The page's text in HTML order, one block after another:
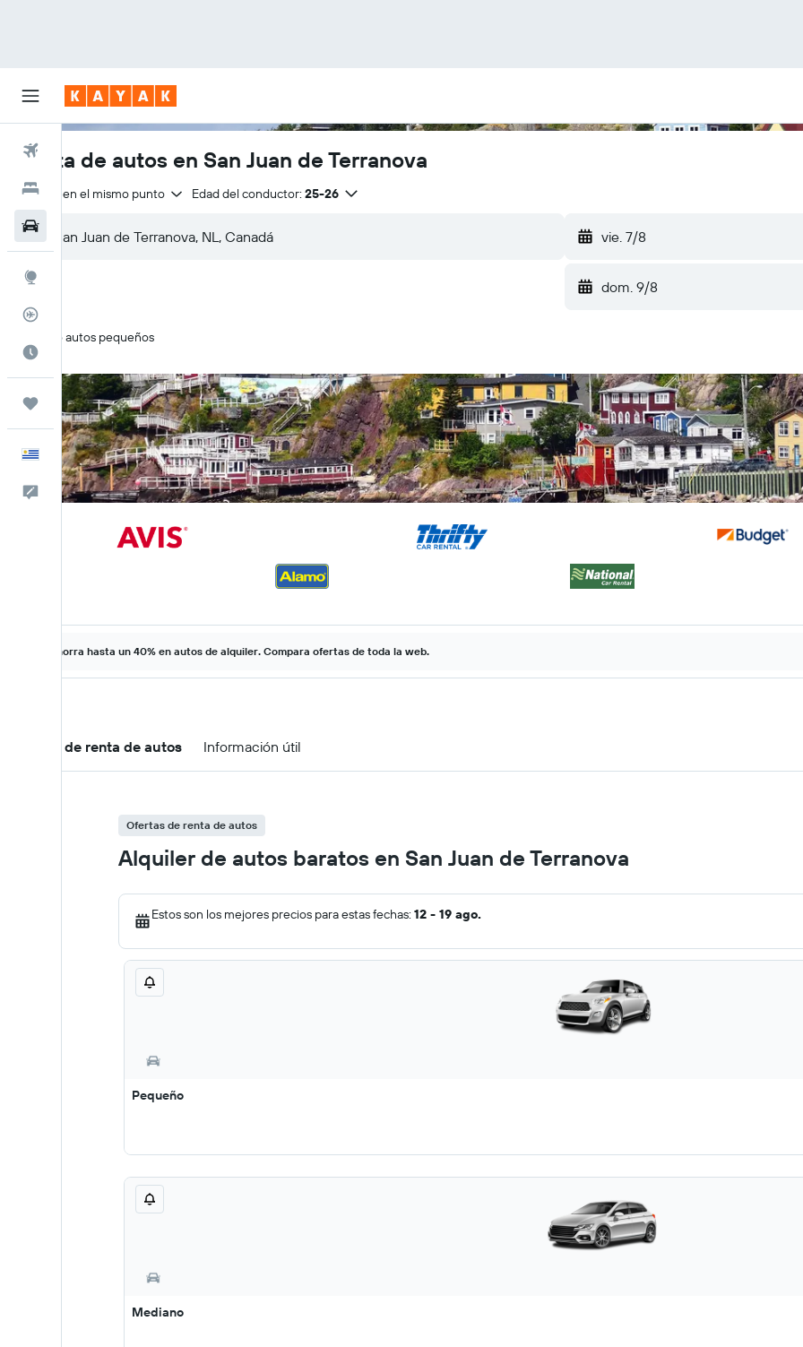
Vuelos
Hoteles
Trips
Español
Comentarios
Renta de autos en San Juan de Terranova
Entrega en el mismo punto Edad del conductor: 25-26
vie. 7/8
dom. 9/8
Solo autos pequeños
Ahorra hasta un 40% en autos de alquiler. Compara ofertas de toda la web.
Ofertas de renta de autos Información útil
Ofertas de renta de autos
Alquiler de autos baratos en San Juan de Terranova
Estos son los mejores precios para estas fechas: 12 - 19 ago.
Pequeño
Mediano